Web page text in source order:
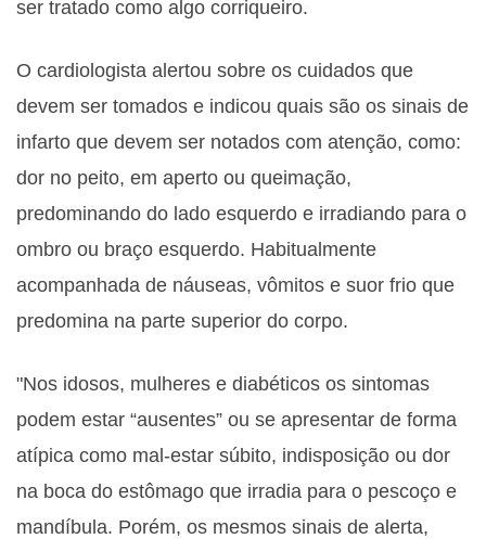
ser tratado como algo corriqueiro.
O cardiologista alertou sobre os cuidados que
devem ser tomados e indicou quais são os sinais de
infarto que devem ser notados com atenção, como:
dor no peito, em aperto ou queimação,
predominando do lado esquerdo e irradiando para o
ombro ou braço esquerdo. Habitualmente
acompanhada de náuseas, vômitos e suor frio que
predomina na parte superior do corpo.
"Nos idosos, mulheres e diabéticos os sintomas
podem estar “ausentes” ou se apresentar de forma
atípica como mal-estar súbito, indisposição ou dor
na boca do estômago que irradia para o pescoço e
mandíbula. Porém, os mesmos sinais de alerta,